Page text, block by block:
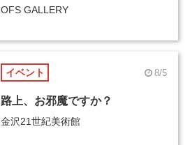
OFS GALLERY
イベント 8/5
路上、お邪魔ですか？
金沢21世紀美術館